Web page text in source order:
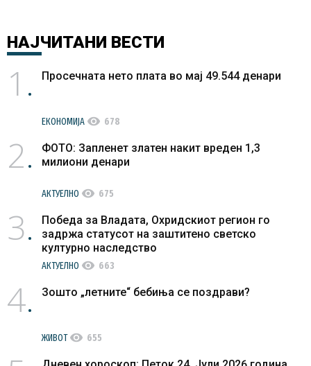
НАЈЧИТАНИ ВЕСТИ
1 Просечната нето плата во мај 49.544 денари
ЕКОНОМИЈА visibility 678
2
ФОТО: Запленет златен накит вреден 1,3
милиони денари
АКТУЕЛНО visibility 675
3
Победа за Владата, Охридскиот регион го
задржа статусот на заштитено светско
културно наследство
АКТУЕЛНО visibility 663
4 Зошто „летните“ бебиња се поздрави?
ЖИВОТvisibility 655